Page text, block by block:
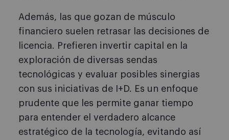
Además, las que gozan de músculo
financiero suelen retrasar las decisiones de
licencia. Prefieren invertir capital en la
exploración de diversas sendas
tecnológicas y evaluar posibles sinergias
con sus iniciativas de I+D. Es un enfoque
prudente que les permite ganar tiempo
para entender el verdadero alcance
estratégico de la tecnología, evitando así